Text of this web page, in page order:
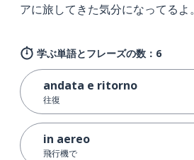
アに旅してきた気分になってるよ。
学ぶ単語とフレーズの数：6
andata e ritorno
往復
in aereo
飛行機で